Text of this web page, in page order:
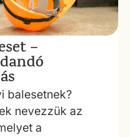
–
balesetnek?
nevezzük az
a